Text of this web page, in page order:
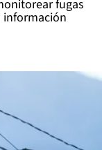
fugas
información